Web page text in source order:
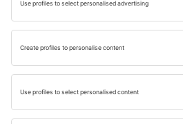
Olvasási idő: 5 min